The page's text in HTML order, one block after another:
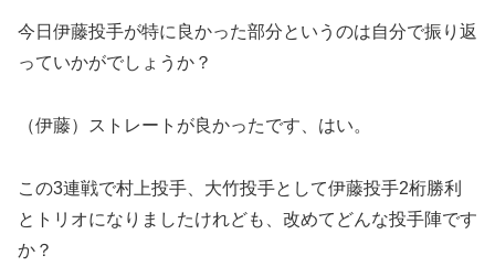
今日伊藤投手が特に良かった部分というのは自分で振り返
っていかがでしょうか？
（伊藤）ストレートが良かったです、はい。
この3連戦で村上投手、大竹投手として伊藤投手2桁勝利
とトリオになりましたけれども、改めてどんな投手陣です
か？